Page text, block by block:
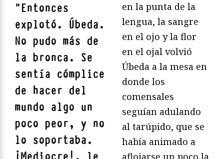
"Entonces
explotó. Úbeda.
No pudo más de
la bronca. Se
sentía cómplice
de hacer del
mundo algo un
poco peor, y no
lo soportaba.
en la punta de la
lengua, la sangre
en el ojo y la flor
en el ojal volvió
Úbeda a la mesa en
donde los
comensales
seguían adulando
al tarúpido, que se
había animado a